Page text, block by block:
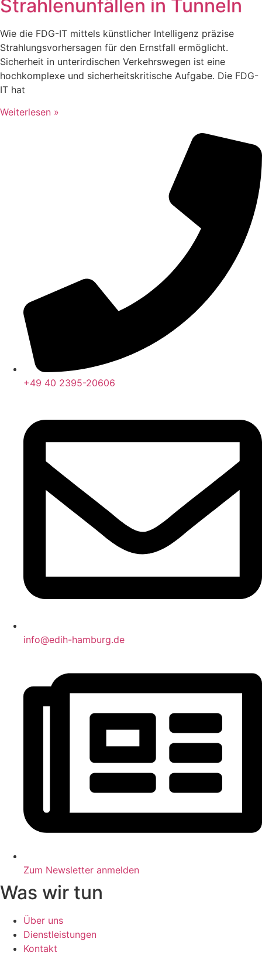
Strahlenunfällen in Tunneln
Wie die FDG-IT mittels künstlicher Intelligenz präzise
Strahlungsvorhersagen für den Ernstfall ermöglicht.
Sicherheit in unterirdischen Verkehrswegen ist eine
hochkomplexe und sicherheitskritische Aufgabe. Die FDG-
IT hat
Weiterlesen »
+49 40 2395-20606
info@edih-hamburg.de
Zum Newsletter anmelden
Was wir tun
Über uns
Dienstleistungen
Kontakt